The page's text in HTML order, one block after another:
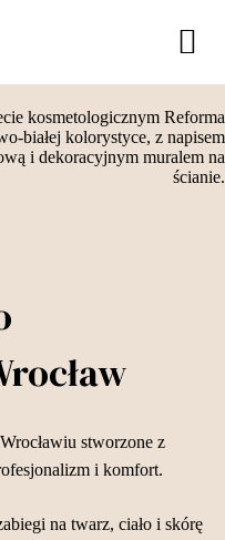
stworzone z
i komfort.
na twarz, ciało i skórę